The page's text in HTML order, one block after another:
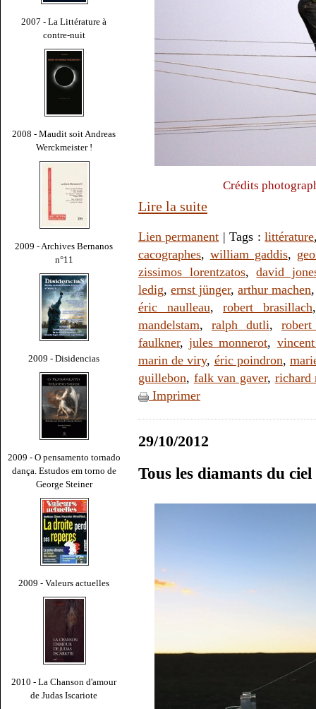
2007 - La Littérature à
contre-nuit
2008 - Maudit soit Andreas
Werckmeister !
2009 - Archives Bernanos
n°11
2009 - Disidencias
2009 - O pensamento tornado
dança. Estudos em torno de
George Steiner
2009 - Valeurs actuelles
2010 - La Chanson d'amour
de Judas Iscariote
Crédits
Lire la suite
Lien permanent | Tags :littérature
cacographes, william gaddis,
zissimos lorentzatos,david
ledig,ernst jünger,arthur machen
éric naulleau,robert brasillach
mandelstam, ralph dutli,
faulkner,jules monnerot,
marin de viry, éric poindron,
guillebon, falk van gaver, richard
Imprimer
29/10/2012
Tous les diamants du